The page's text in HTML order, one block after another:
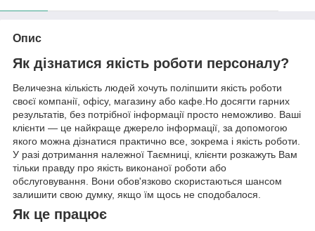
Опис
Як дізнатися якість роботи персоналу?
Величезна кількість людей хочуть поліпшити якість роботи
своєї компанії, офісу, магазину або кафе.Но досягти гарних
результатів, без потрібної інформації просто неможливо. Ваші
клієнти — це найкраще джерело інформації, за допомогою
якого можна дізнатися практично все, зокрема і якість роботи.
У разі дотримання належної Таємниці, клієнти розкажуть Вам
тільки правду про якість виконаної роботи або
обслуговування. Вони обов'язково скористаються шансом
залишити свою думку, якщо їм щось не сподобалося.
Як це працює